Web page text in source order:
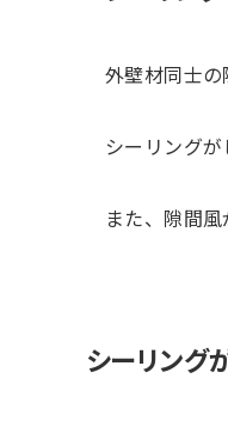
外壁材同士の
シーリング
また、隙間
シーリング